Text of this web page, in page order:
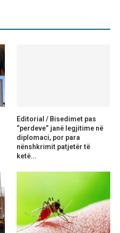
Editorial / Bisedimet pas
“perdeve” janë legjitime në
diplomaci, por para
nënshkrimit patjetër të
ketë...